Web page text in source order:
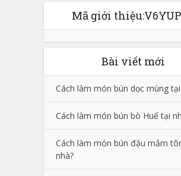
Mã giới
Bài viết mới
Cách làm món bún dọc mùng
Cách làm món bún bò Huế tại
Cách làm món bún đậu mắm
nhà?